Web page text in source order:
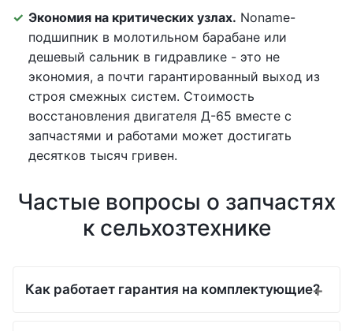
Экономия на критических узлах. Noname-
подшипник в молотильном барабане или
дешевый сальник в гидравлике - это не
экономия, а почти гарантированный выход из
строя смежных систем. Стоимость
восстановления двигателя Д-65 вместе с
запчастями и работами может достигать
десятков тысяч гривен.
Частые вопросы о запчастях
к сельхозтехнике
Как работает гарантия на комплектующие?